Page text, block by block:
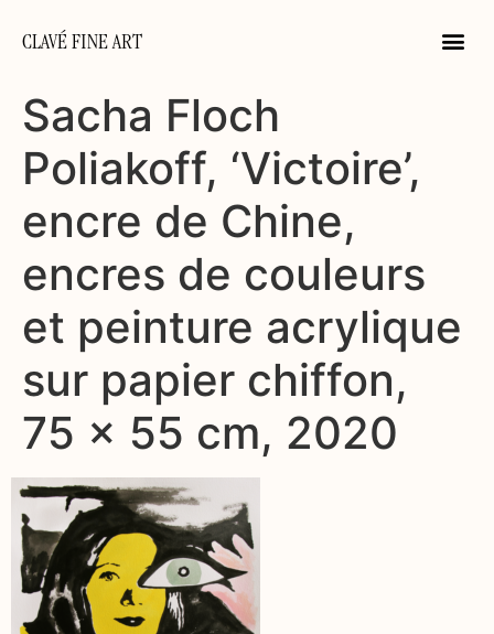
CLAVÉ FINE ART
Sacha Floch
Poliakoff, ‘Victoire’,
encre de Chine,
encres de couleurs
et peinture acrylique
sur papier chiffon,
75 x 55 cm, 2020